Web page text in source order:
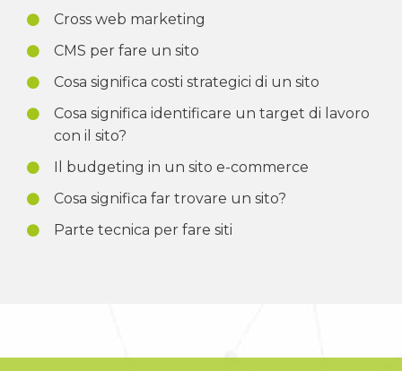
Cross web marketing
CMS per fare un sito
Cosa significa costi strategici di un sito
Cosa significa identificare un target di lavoro
con il sito?
Il budgeting in un sito e-commerce
Cosa significa far trovare un sito?
Parte tecnica per fare siti